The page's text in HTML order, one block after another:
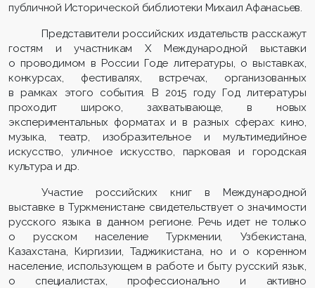
публичной Исторической библиотеки Михаил Афанасьев.
Представители российских издательств расскажут
гостям и участникам Х Международной выставки
о проводимом в России Годе литературы, о выставках,
конкурсах, фестивалях, встречах, организованных
в рамках этого события. В 2015 году Год литературы
проходит широко, захватывающе, в новых
экспериментальных форматах и в разных сферах: кино,
музыка, театр, изобразительное и мультимедийное
искусство, уличное искусство, парковая и городская
культура и др.
Участие российских книг в Международной
выставке в Туркменистане свидетельствует о значимости
русского языка в данном регионе. Речь идет не только
о русском население Туркмении, Узбекистана,
Казахстана, Киргизии, Таджикистана, но и о коренном
население, использующем в работе и быту русский язык,
о специалистах, профессионально и активно